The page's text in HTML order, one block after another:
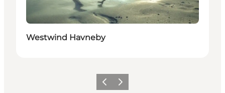
Westwind Havneby
ForrigeNeste